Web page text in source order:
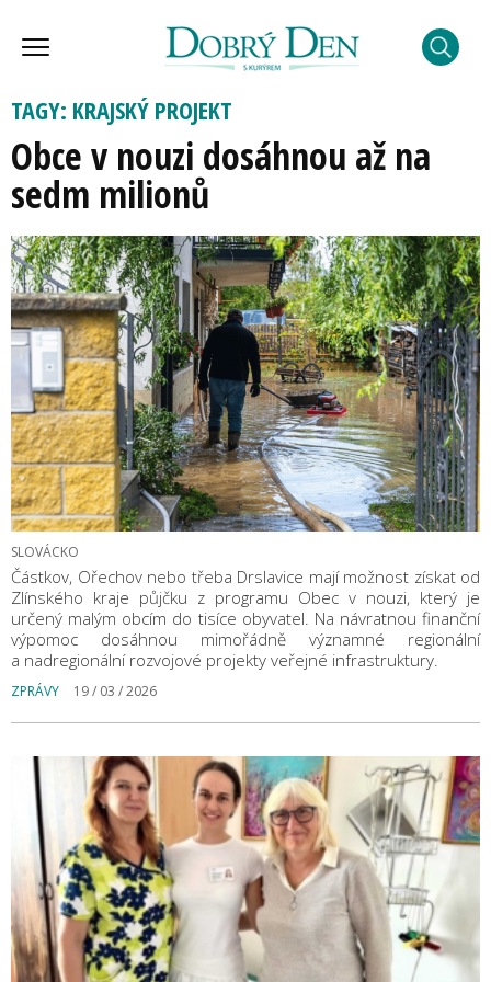
TAGY: KRAJSKÝ PROJEKT
Obce v nouzi dosáhnou až na
sedm milionů
SLOVÁCKO
Částkov, Ořechov nebo třeba Drslavice mají možnost získat od
Zlínského kraje půjčku z programu Obec v nouzi, který je
určený malým obcím do tisíce obyvatel. Na návratnou finanční
výpomoc dosáhnou mimořádně významné regionální
a nadregionální rozvojové projekty veřejné infrastruktury.
ZPRÁVY 19 / 03 / 2026